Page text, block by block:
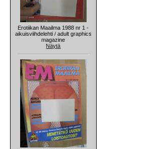
Erotiikan Maailma 1988 nr 1 -
aikuisviihdelehti / adult graphics
magazine
Näytä